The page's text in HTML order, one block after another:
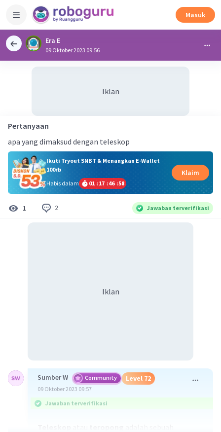
Masuk
Era E
09 Oktober 2023 09:56
Iklan
Pertanyaan
apa yang dimaksud dengan teleskop
Ikuti Tryout SNBT & Menangkan E-Wallet
100rb
Habis dalam
01 :17 :46 :57
Klaim
1 2 Jawaban terverifikasi
Iklan
Sumber W Community Level 72
09 Oktober 2023 09:57
Jawaban terverifikasi